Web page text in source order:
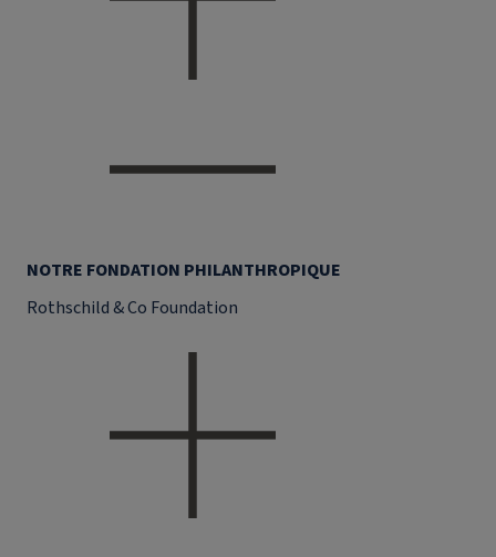
NOTRE FONDATION PHILANTHROPIQUE
Rothschild & Co Foundation